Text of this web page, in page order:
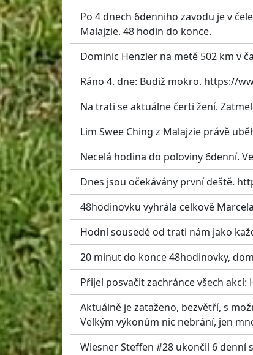
Po 4 dnech 6denniho zavodu je v
Malajzie. 48 hodin do konce.
Dominic Henzler na metě 502 km v
Ráno 4. dne: Budiž mokro. https://
Na trati se aktuálne čerti žení.
Lim Swee Ching z Malajzie právě
Necelá hodina do poloviny 6denní.
Dnes jsou očekávány první deště.
48hodinovku vyhrála celkově
Hodní sousedé od trati nám jako
20 minut do konce 48hodinovky,
Přijel posvačit zachránce všech
Aktuálně je zataženo, bezvětří, s
Velkým výkonům nic nebrání, jen
Wiesner Steffen #28 ukončil 6 denní